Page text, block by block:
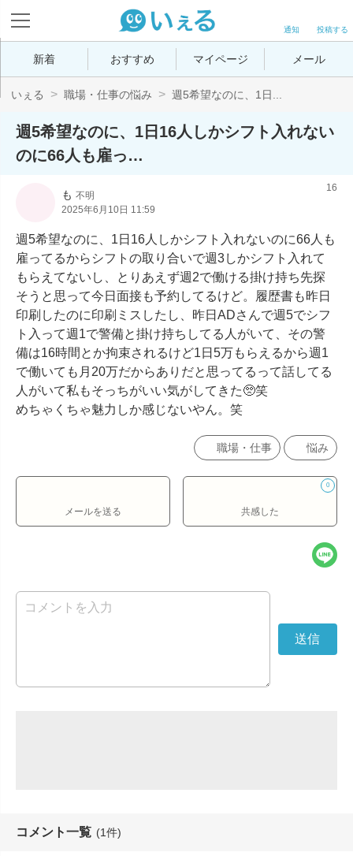
投稿する
通知
新着 おすすめ マイページ メール
いぇる 職場・仕事の悩み 週5希望なのに、1日...
週5希望なのに、1日16人しかシフト入れない
のに66人も雇っ…
も 不明
2025年6月10日 11:59
16
週5希望なのに、1日16人しかシフト入れないのに66人も
雇ってるからシフトの取り合いで週3しかシフト入れて
もらえてないし、とりあえず週2で働ける掛け持ち先探
そうと思って今日面接も予約してるけど。履歴書も昨日
印刷したのに印刷ミスしたし、昨日ADさんで週5でシフ
ト入って週1で警備と掛け持ちしてる人がいて、その警
備は16時間とか拘束されるけど1日5万もらえるから週1
で働いても月20万だからありだと思ってるって話してる
人がいて私もそっちがいい気がしてきた🥺笑
めちゃくちゃ魅力しか感じないやん。笑
職場・仕事 悩み
メールを送る
0
共感した
コメント一覧 (1件)